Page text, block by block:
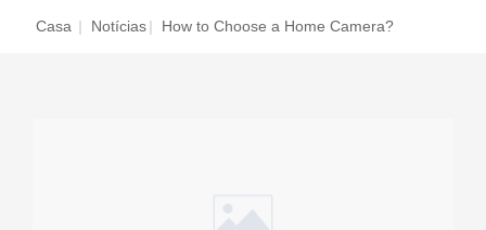
Casa | Notícias| How to Choose a Home Camera?